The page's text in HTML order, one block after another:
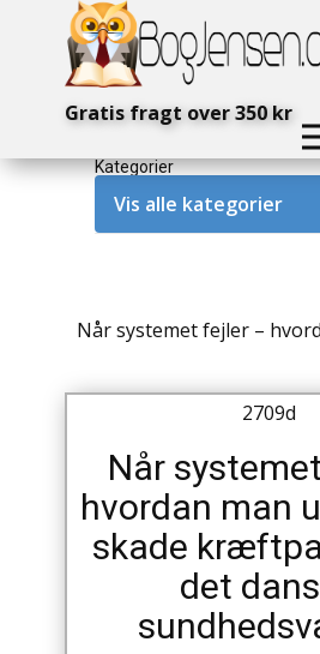
Gratis fragt over 350 kr
Kategorier
Vis alle kategorier
Antikke / Specielle
Antikviteter
Arkæologi
Arkitektur
Asien
Når systemet fejler –
2709d
Når
hvordan man
skade
det